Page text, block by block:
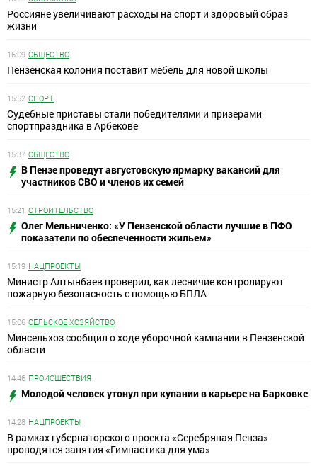
Россияне увеличивают расходы на спорт и здоровый образ
жизни
16:09 ОБЩЕСТВО
Пензенская колония поставит мебель для новой школы
15:52 СПОРТ
Судебные приставы стали победителями и призерами
спортпраздника в Арбекове
15:37 ОБЩЕСТВО
В Пензе проведут августовскую ярмарку вакансий для
участников СВО и членов их семей
15:21 СТРОИТЕЛЬСТВО
Олег Мельниченко: «У Пензенской области лучшие в ПФО
показатели по обеспеченности жильем»
15:19 НАЦПРОЕКТЫ
Министр Алтынбаев проверил, как лесничие контролируют
пожарную безопасность с помощью БПЛА
15:06 СЕЛЬСКОЕ ХОЗЯЙСТВО
Минсельхоз сообщил о ходе уборочной кампании в Пензенской
области
14:46 ПРОИСШЕСТВИЯ
Молодой человек утонул при купании в карьере на Барковке
14:28 НАЦПРОЕКТЫ
В рамках губернаторского проекта «Серебряная Пенза»
проводятся занятия «Гимнастика для ума»